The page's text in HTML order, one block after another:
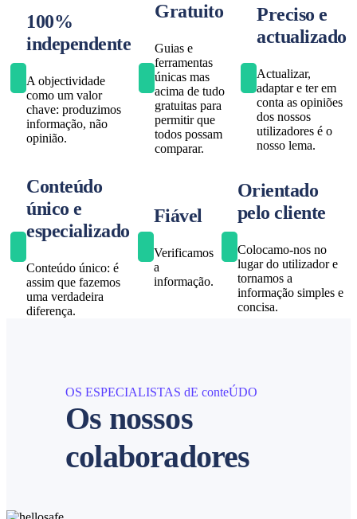
100%
independente
A objectividade
como um valor
chave: produzimos
informação, não
opinião.
Gratuito
Guias e
ferramentas
únicas mas
acima de tudo
gratuitas para
permitir que
todos possam
comparar.
Preciso e
actualizado
Actualizar,
adaptar e ter em
conta as opiniões
dos nossos
utilizadores é o
nosso lema.
Conteúdo
único e
especializado
Conteúdo único: é
assim que fazemos
uma verdadeira
diferença.
Fiável
Verificamos
a
informação.
Orientado
pelo cliente
Colocamo-nos no
lugar do utilizador e
tornamos a
informação simples e
concisa.
OS ESPECIALISTAS dE conteÚDO
Os nossos
colaboradores